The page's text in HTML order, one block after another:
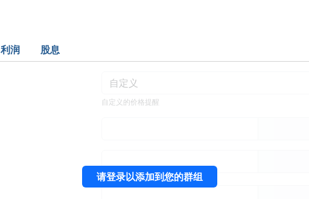
利润 股息
请登录以添加到您的群组
自定义的价格提醒